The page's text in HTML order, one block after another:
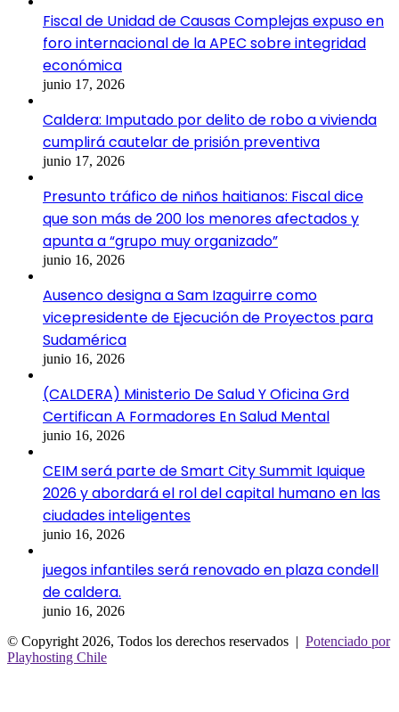
Fiscal de Unidad de Causas Complejas expuso en
foro internacional de la APEC sobre integridad
económica
junio 17, 2026
Caldera: Imputado por delito de robo a vivienda
cumplirá cautelar de prisión preventiva
junio 17, 2026
Presunto tráfico de niños haitianos: Fiscal dice
que son más de 200 los menores afectados y
apunta a “grupo muy organizado”
junio 16, 2026
Ausenco designa a Sam Izaguirre como
vicepresidente de Ejecución de Proyectos para
Sudamérica
junio 16, 2026
(CALDERA) Ministerio De Salud Y Oficina Grd
Certifican A Formadores En Salud Mental
junio 16, 2026
CEIM será parte de Smart City Summit Iquique
2026 y abordará el rol del capital humano en las
ciudades inteligentes
junio 16, 2026
juegos infantiles será renovado en plaza condell
de caldera.
junio 16, 2026
© Copyright 2026, Todos los derechos reservados | Potenciado por
Playhosting Chile